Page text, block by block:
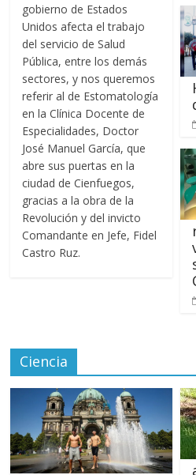
gobierno de Estados
Unidos afecta el trabajo
del servicio de Salud
Pública, entre los demás
sectores, y nos queremos
referir al de Estomatología
en la Clínica Docente de
Especialidades, Doctor
José Manuel García, que
abre sus puertas en la
ciudad de Cienfuegos,
gracias a la obra de la
Revolución y del invicto
Comandante en Jefe, Fidel
Castro Ruz.
Ciencia